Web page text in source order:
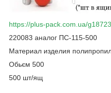
https://plus-pack.com.ua/
220083 аналог ПС-115-500
Материал изделия
Обьєм 500
500 шт/ящ